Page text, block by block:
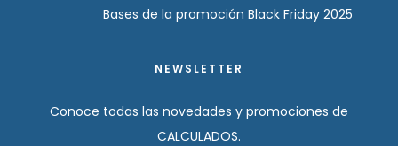
Bases de la promoción Black Friday 2025
NEWSLETTER
Conoce todas las novedades y promociones de
CALCULADOS.